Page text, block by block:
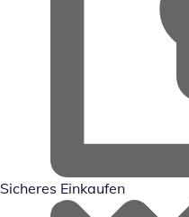
Sicheres Einkaufen